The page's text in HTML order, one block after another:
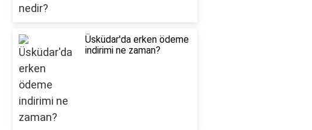
Üsküdar'da erken ödeme
indirimi ne zaman?